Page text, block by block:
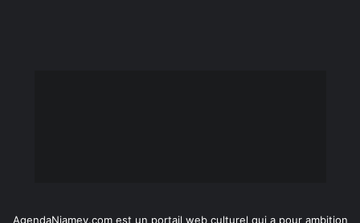
AgendaNiamey.com est un portail web culturel qui a pour ambition